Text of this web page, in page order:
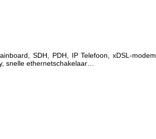
SDH, PDH, IP Telefoon, xDSL-modem,
snelle ethernetschakelaar…